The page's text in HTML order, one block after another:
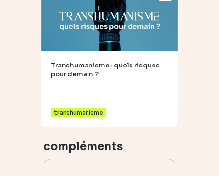
Transhumanisme : quels risques
pour demain ?
transhumanisme
compléments